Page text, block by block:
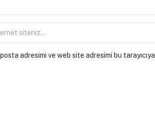
adresimi ve web site adresimi bu tarayıcıya